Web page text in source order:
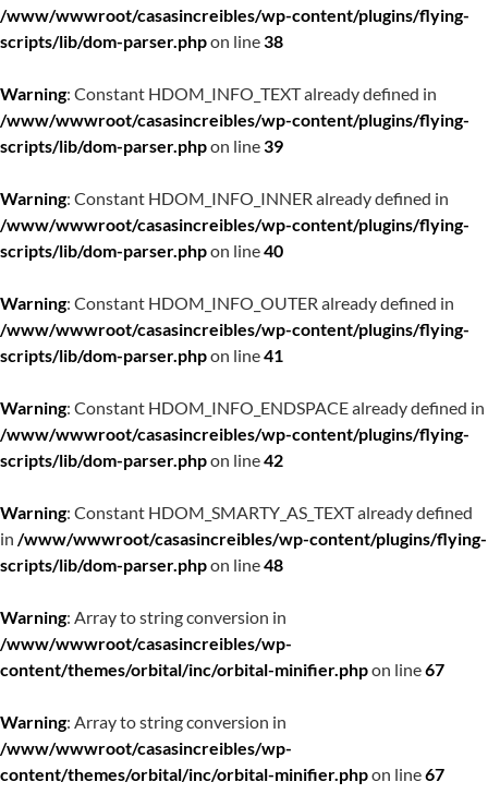
/www/wwwroot/casasincreibles/wp-content/plugins/flying-
scripts/lib/dom-parser.phpon line38
Warning: Constant HDOM_INFO_TEXT already defined in
/www/wwwroot/casasincreibles/wp-content/plugins/flying-
scripts/lib/dom-parser.phpon line39
Warning: Constant HDOM_INFO_INNER already defined in
/www/wwwroot/casasincreibles/wp-content/plugins/flying-
scripts/lib/dom-parser.phpon line40
Warning: Constant HDOM_INFO_OUTER already defined in
/www/wwwroot/casasincreibles/wp-content/plugins/flying-
scripts/lib/dom-parser.phpon line41
Warning: Constant HDOM_INFO_ENDSPACE already defined in
/www/wwwroot/casasincreibles/wp-content/plugins/flying-
scripts/lib/dom-parser.phpon line42
Warning: Constant HDOM_SMARTY_AS_TEXT already defined
in /www/wwwroot/casasincreibles/wp-content/plugins/flying-
scripts/lib/dom-parser.phpon line48
Warning: Array to string conversion in
/www/wwwroot/casasincreibles/wp-
content/themes/orbital/inc/orbital-minifier.phpon line67
Warning: Array to string conversion in
/www/wwwroot/casasincreibles/wp-
content/themes/orbital/inc/orbital-minifier.phpon line67